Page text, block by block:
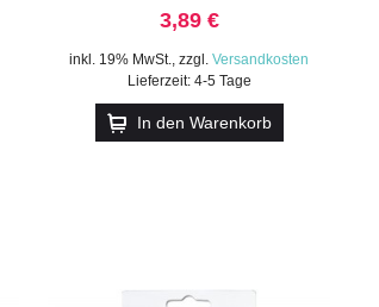
3,89 €
inkl. 19% MwSt.,zzgl.Versandkosten
Lieferzeit: 4-5 Tage
In den Warenkorb